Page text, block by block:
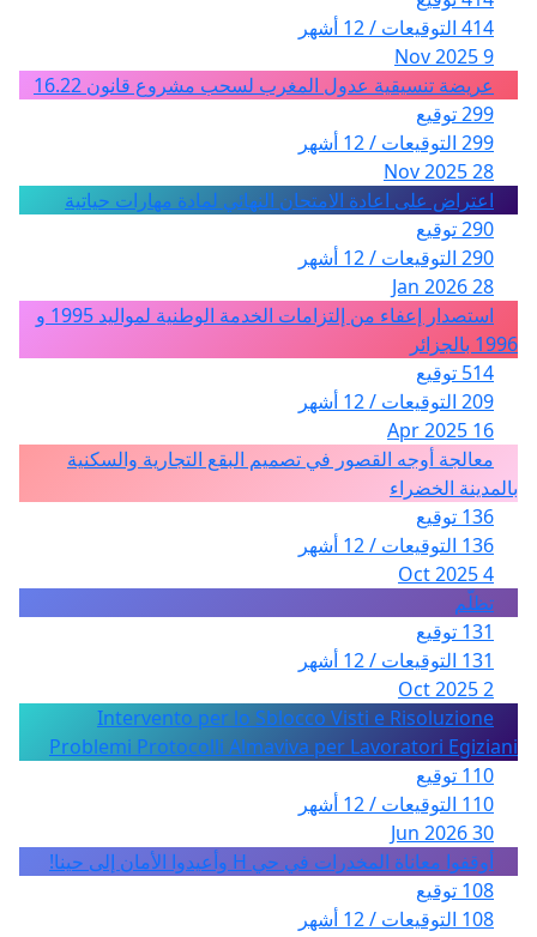
414 التوقيعات / 12 أشهر
9 Nov 2025
عريضة تنسيقية عدول المغرب لسحب مشروع قانون 16.22
299 توقيع
299 التوقيعات / 12 أشهر
28 Nov 2025
اعتراض على اعادة الامتحان النهائي لمادة مهارات حياتية
290 توقيع
290 التوقيعات / 12 أشهر
28 Jan 2026
استصدار إعفاء من إلتزامات الخدمة الوطنية لمواليد 1995 و
1996 بالجزائر
514 توقيع
209 التوقيعات / 12 أشهر
16 Apr 2025
معالجة أوجه القصور في تصميم البقع التجارية والسكنية
بالمدينة الخضراء
136 توقيع
136 التوقيعات / 12 أشهر
4 Oct 2025
تظلّم
131 توقيع
131 التوقيعات / 12 أشهر
2 Oct 2025
Intervento per lo Sblocco Visti e Risoluzione
Problemi Protocolli Almaviva per Lavoratori Egiziani
110 توقيع
110 التوقيعات / 12 أشهر
30 Jun 2026
أوقفوا معاناة المخدرات في حي H وأعيدوا الأمان إلى حينا!
108 توقيع
108 التوقيعات / 12 أشهر